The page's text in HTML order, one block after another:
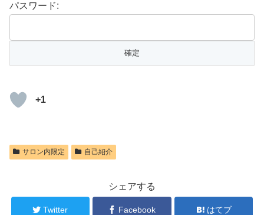
パスワード:
+1
サロン内限定 自己紹介
シェアする
Twitter Facebook はてブ